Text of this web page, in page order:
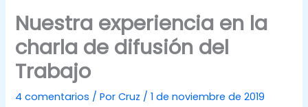
Nuestra experiencia en la
charla de difusión del
Trabajo
4 comentarios / PorCruz /1 de noviembre de 2019